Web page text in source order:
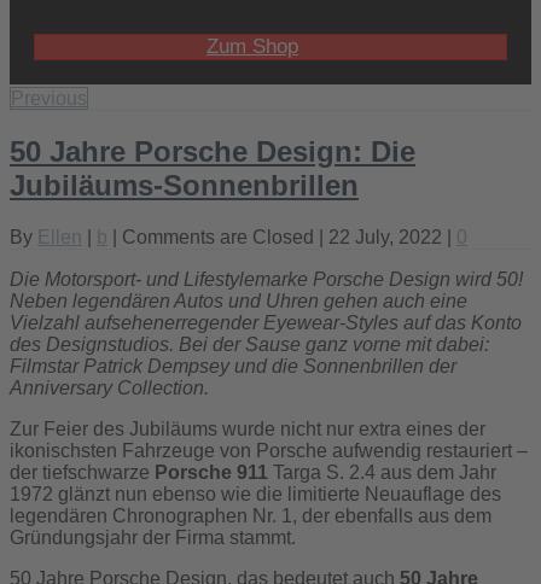
Zum Shop
Previous
50 Jahre Porsche Design: Die
Jubiläums-Sonnenbrillen
By Ellen b Comments are Closed | 22 July, 2022 | 0
Die Motorsport- und Lifestylemarke Porsche Design wird 50!
Neben legendären Autos und Uhren gehen auch eine
Vielzahl aufsehenerregender Eyewear-Styles auf das Konto
des Designstudios. Bei der Sause ganz vorne mit dabei:
Filmstar Patrick Dempsey und die Sonnenbrillen der
Anniversary Collection.
Zur Feier des Jubiläums wurde nicht nur extra eines der
ikonischsten Fahrzeuge von Porsche aufwendig restauriert –
der tiefschwarze Porsche 911 Targa S. 2.4 aus dem Jahr
1972 glänzt nun ebenso wie die limitierte Neuauflage des
legendären Chronographen Nr. 1, der ebenfalls aus dem
Gründungsjahr der Firma stammt.
50 Jahre Porsche Design, das bedeutet auch 50 Jahre